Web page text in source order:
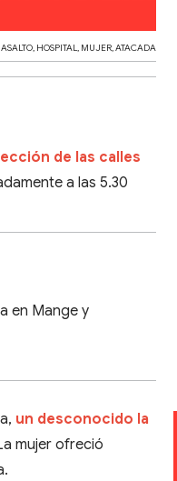
ASALTO, HOSPITAL, MUJER,ATACADA
de las calles
a las 5.30
en Mange y
un desconocido la
mujer ofreció